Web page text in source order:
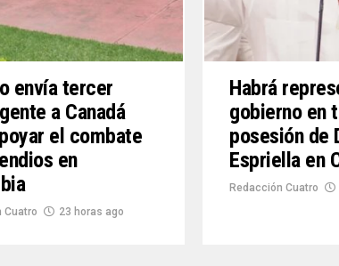
envía tercer
a Canadá
el combate
en
Cuatro 23 horas ago
Habrá
gobierno en
posesión de
Espriella en
Redacción Cuatro